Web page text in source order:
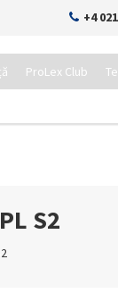
+4
ProLex Club
S2